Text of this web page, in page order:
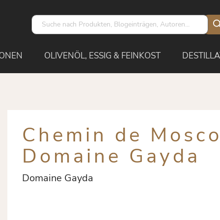
OLIVENÖL, ESSIG & FEINKOST
Chemin de
Domaine Gayda
Domaine Gayda